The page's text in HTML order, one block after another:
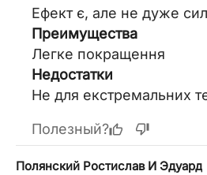
Ефект є, але не дуже
Преимущества
Легке покращення
Недостатки
Не для екстремальних
Полезный?
Полянский Ростислав И Эдуард